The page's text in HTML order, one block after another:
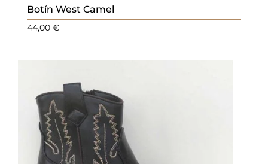
Botín West Camel
44,00 €